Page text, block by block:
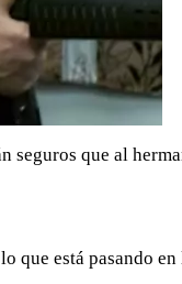
seguros que al
que está pasando en